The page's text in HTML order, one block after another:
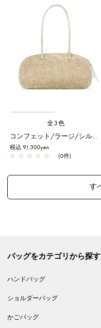
全3色
コンフェット/ラージ/シルバーゴールド
税込 91,300yen
☆ ☆ ☆ ☆ ☆ (0件)
バッグをカテゴリから探す
ハンドバッグ
ショルダーバッグ
かごバッグ